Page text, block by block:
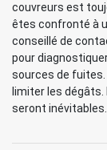
couvreurs est
êtes confronté à
conseillé de
pour
sources de fuites.
limiter les
seront inévitables.